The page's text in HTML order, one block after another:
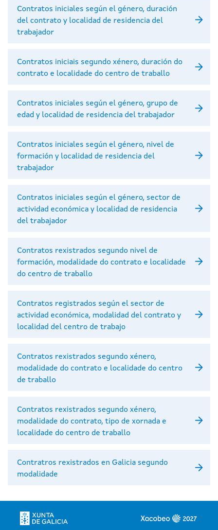
Contratos iniciales según el género, duración
del contrato y localidad de residencia del
trabajador
Contratos iniciais segundo xénero, duración do
contrato e localidade do centro de traballo
Contratos iniciales según el género, grupo de
edad y localidad de residencia del trabajador
Contratos iniciales según el género, nivel de
formación y localidad de residencia del
trabajador
Contratos iniciales según el género, sector de
actividad económica y localidad de residencia
del trabajador
Contratos rexistrados segundo nivel de
formación, modalidade do contrato e localidade
do centro de traballo
Contratos registrados según el sector de
actividad económica, modalidad del contrato y
localidad del centro de trabajo
Contratos rexistrados segundo xénero,
modalidade do contrato e localidade do centro
de traballo
Contratos rexistrados segundo xénero,
modalidade do contrato, tipo de xornada e
localidade do centro de traballo
Contratros rexistrados en Galicia segundo
modalidade